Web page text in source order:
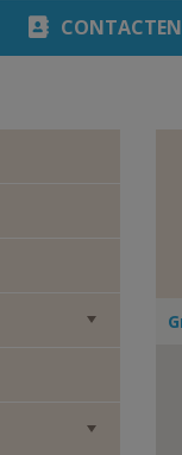
CONTACTEN